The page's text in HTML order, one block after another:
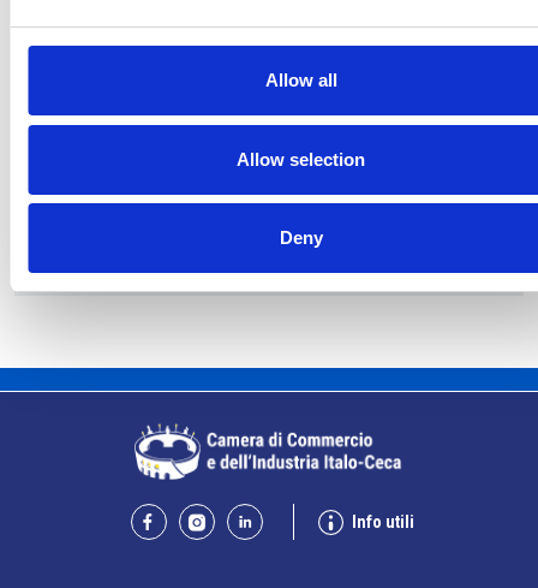
Allow all
Allow selection
Deny
La banche ceche superano senza problemi gli
stress test della ČNB
Repubblica Ceca
Info utili